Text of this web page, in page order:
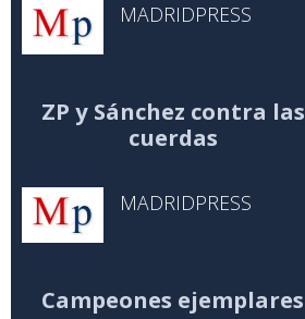
MADRIDPRESS
ZP y Sánchez contra las
cuerdas
MADRIDPRESS
Campeones ejemplares